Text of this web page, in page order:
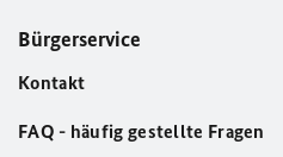
Bürgerservice
Kontakt
FAQ - häufig gestellte Fragen